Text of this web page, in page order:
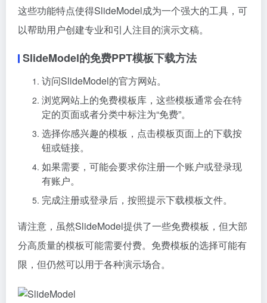
这些功能特点使得SlideModel成为一个强大的工具，可
以帮助用户创建专业和引人注目的演示文稿。
SlideModel的免费PPT模板下载方法
访问SlideModel的官方网站。
浏览网站上的免费模板库，这些模板通常会在特
定的页面或者分类中标注为“免费”。
选择你感兴趣的模板，点击模板页面上的下载按
钮或链接。
如果需要，可能会要求你注册一个账户或登录现
有账户。
完成注册或登录后，按照提示下载模板文件。
请注意，虽然SlideModel提供了一些免费模板，但大部
分高质量的模板可能需要付费。免费模板的选择可能有
限，但仍然可以用于各种演示场合。